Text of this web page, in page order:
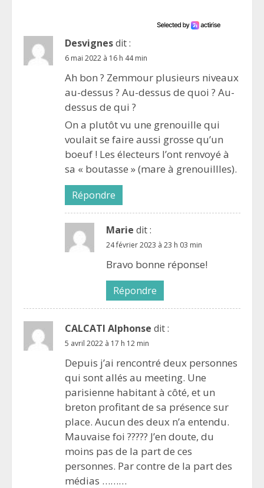
Desvignesdit :
6 mai 2022 à 16 h 44 min
Ah bon ? Zemmour plusieurs niveaux
au-dessus ? Au-dessus de quoi ? Au-
dessus de qui ?
On a plutôt vu une grenouille qui
voulait se faire aussi grosse qu’un
boeuf ! Les électeurs l’ont renvoyé à
sa « boutasse » (mare à grenouillles).
Répondre
Marie dit :
24 février 2023 à 23 h 03 min
Bravo bonne réponse!
Répondre
CALCATI Alphonse dit :
5 avril 2022 à 17 h 12 min
Depuis j’ai rencontré deux personnes
qui sont allés au meeting. Une
parisienne habitant à côté, et un
breton profitant de sa présence sur
place. Aucun des deux n’a entendu.
Mauvaise foi ????? J’en doute, du
moins pas de la part de ces
personnes. Par contre de la part des
médias ………